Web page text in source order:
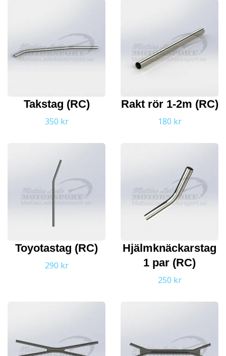
Takstag (RC)
350 kr
Rakt rör 1-2m (RC)
180 kr
Toyotastag (RC)
290 kr
Hjälmknäckarstag
1 par (RC)
250 kr